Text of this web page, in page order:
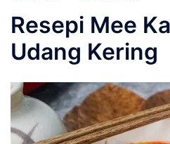
Resepi Mee
Udang Kering